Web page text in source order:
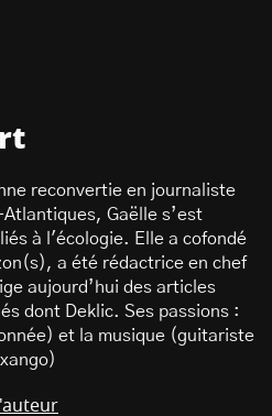
reconvertie en journaliste
Gaëlle s’est
à l'écologie. Elle a cofondé
a été rédactrice en chef
aujourd’hui des articles
dont Deklic. Ses passions :
et la musique (guitariste